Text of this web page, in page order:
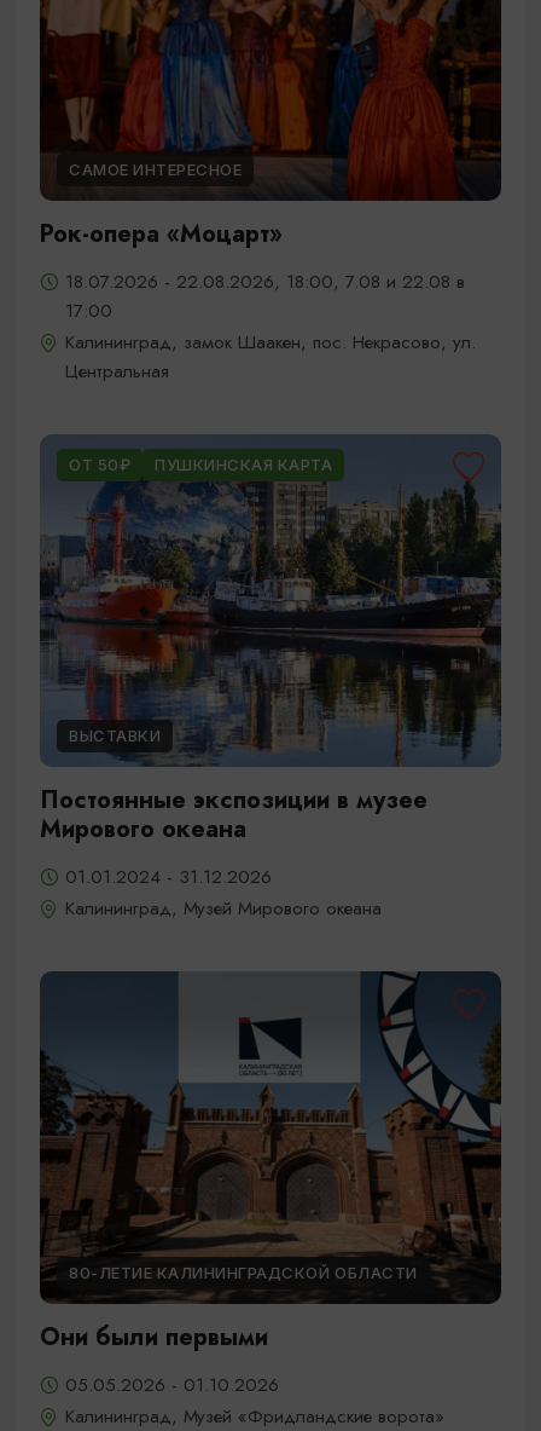
САМОЕ ИНТЕРЕСНОЕ
Рок-опера «Моцарт»
18.07.2026 - 22.08.2026, 18:00, 7.08 и 22.08 в
17:00
Калининград, замок Шаакен, пос. Некрасово, ул.
Центральная
ОТ 50₽ ПУШКИНСКАЯ КАРТА
ВЫСТАВКИ
Постоянные экспозиции в музее
Мирового океана
01.01.2024 - 31.12.2026
Калининград, Музей Мирового океана
80-ЛЕТИЕ КАЛИНИНГРАДСКОЙ ОБЛАСТИ
Они были первыми
05.05.2026 - 01.10.2026
Калининград, Музей «Фридландские ворота»